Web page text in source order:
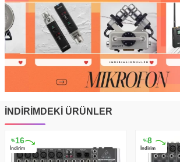
İNDİRİMDEKİ ÜRÜNLER
%16
İndirim
%8
İndirim